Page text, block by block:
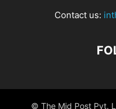
Contact us:
© The Mid Post Pvt.